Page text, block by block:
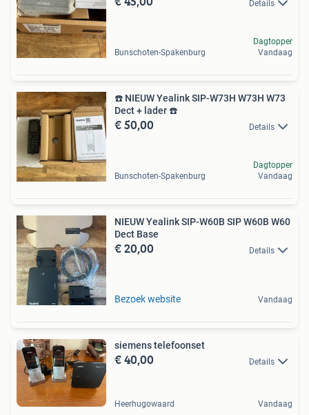
Details
Bunschoten-Spakenburg
Dagtopper
Vandaag
☎️ NIEUW Yealink SIP-W73H W73H W73
Dect + lader ☎️
€ 50,00 Details
Bunschoten-Spakenburg
Dagtopper
Vandaag
NIEUW Yealink SIP-W60B SIP W60B W60
Dect Base
€ 20,00 Details
Bezoek website Vandaag
siemens telefoonset
€ 40,00 Details
Heerhugowaard Vandaag